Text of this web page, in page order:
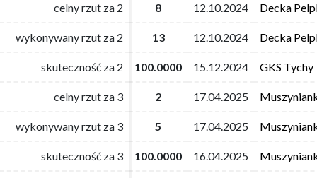
celny rzut za 2 8 12.10.2024 Decka
wykonywany rzut za 2 13 12.10.2024 Decka
skuteczność za 2 100.0000 15.12.2024 GKS Tychy
celny rzut za 3 2 17.04.2025
wykonywany rzut za 3 5 17.04.2025
skuteczność za 3 100.0000 16.04.2025
celny rzut za 2 8 12.10.2024 Decka
wykonywany rzut za 2 13 12.10.2024 Decka
skuteczność za 2 100.0000 15.12.2024 GKS Tychy
celny rzut za 3 2 17.04.2025
wykonywany rzut za 3 5 17.04.2025
skuteczność za 3 100.0000 16.04.2025